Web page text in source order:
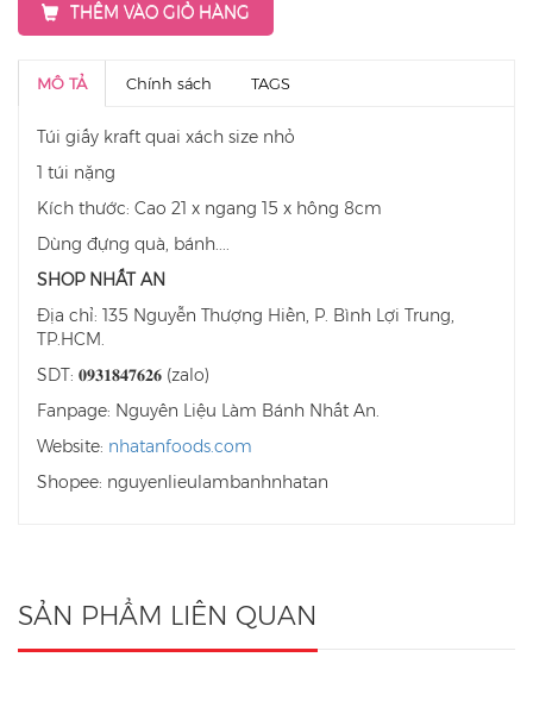
THÊM VÀO GIỎ HÀNG
MÔ TẢ Chính sách TAGS
Túi giấy kraft quai xách size nhỏ
1 túi nặng
Kích thước: Cao 21 x ngang 15 x hông 8cm
Dùng đựng quà, bánh....
SHOP NHẤT AN
Địa chỉ: 135 Nguyễn Thượng Hiền, P. Bình Lợi Trung,
TP.HCM.
SDT: 𝟎𝟗𝟑𝟏𝟖𝟒𝟕𝟔𝟐𝟔 (zalo)
Fanpage: Nguyên Liệu Làm Bánh Nhất An.
Website: nhatanfoods.com
Shopee: nguyenlieulambanhnhatan
SẢN PHẨM LIÊN QUAN